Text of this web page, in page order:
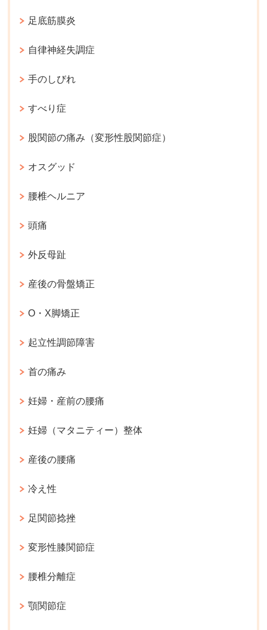
足底筋膜炎
自律神経失調症
手のしびれ
すべり症
股関節の痛み（変形性股関節症）
オスグッド
腰椎ヘルニア
頭痛
外反母趾
産後の骨盤矯正
O・X脚矯正
起立性調節障害
首の痛み
妊婦・産前の腰痛
妊婦（マタニティー）整体
産後の腰痛
冷え性
足関節捻挫
変形性膝関節症
腰椎分離症
顎関節症